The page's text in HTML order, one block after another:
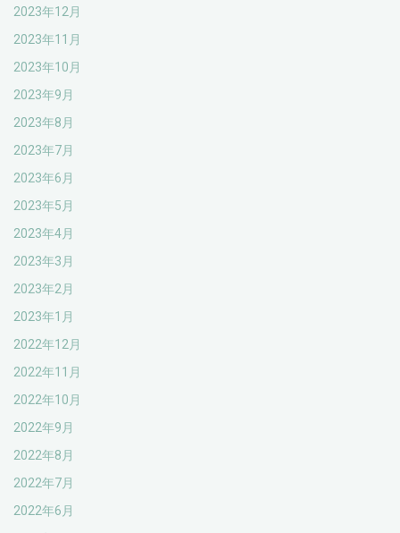
2023年12月
2023年11月
2023年10月
2023年9月
2023年8月
2023年7月
2023年6月
2023年5月
2023年4月
2023年3月
2023年2月
2023年1月
2022年12月
2022年11月
2022年10月
2022年9月
2022年8月
2022年7月
2022年6月